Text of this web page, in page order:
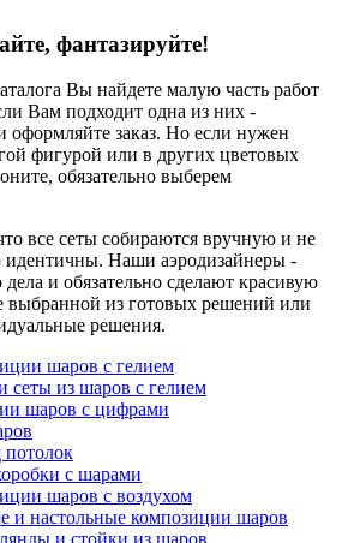
фантазируйте!
Вы найдете малую часть работ
Вам подходит одна из них -
оформляйте заказ. Но если нужен
фигурой или в других цветовых
обязательно выберем
все сеты собираются вручную и не
идентичны. Наши аэродизайнеры -
и обязательно сделают красивую
выбранной из готовых решений или
решения.
шаров с гелием
сеты из шаров с гелием
шаров с цифрами
с шарами
шаров с воздухом
и настольные композиции шаров